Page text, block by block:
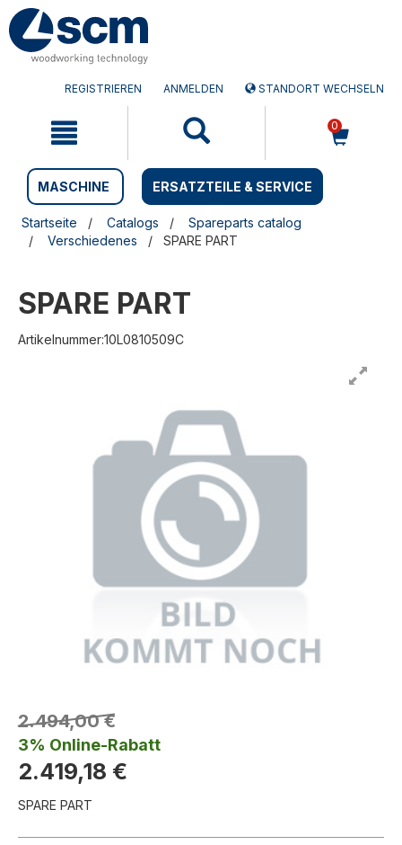
Zum
Inhalt
springen
Zum
Navigationsmen�
springen
REGISTRIEREN ANMELDEN STANDORT WECHSELN
0
MASCHINE ERSATZTEILE & SERVICE
Startseite Catalogs
Spareparts catalog
Verschiedenes
SPARE PART
SPARE PART
Artikelnummer:10L0810509C
2.494,00 €
3% Online-Rabatt
2.419,18 €
SPARE PART